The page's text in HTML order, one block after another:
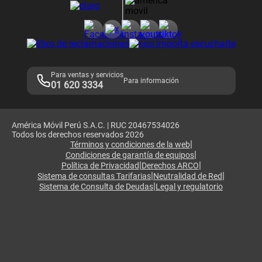
Adquirientes iPhone 6, 6S y SE
Mensaje de Seguridad
Términos y Condiciones de Tienda Claro
Libro de Reclamaciones
Para ventas y servicios
01 620 3334 Para información
América Móvil Perú S.A.C. | RUC 20467534026
Todos los derechos reservados 2026
Términos y condiciones de la web|
Condiciones de garantía de equipos|
Política de Privacidad|Derechos ARCO|
Sistema de consultas Tarifarias|Neutralidad de Red|
Sistema de Consulta de Deudas|Legal y regulatorio